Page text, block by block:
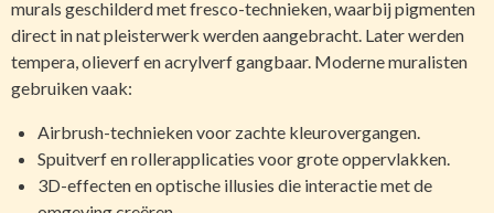
murals geschilderd met fresco-technieken, waarbij pigmenten
direct in nat pleisterwerk werden aangebracht. Later werden
tempera, olieverf en acrylverf gangbaar. Moderne muralisten
gebruiken vaak:
Airbrush-technieken voor zachte kleurovergangen.
Spuitverf en rollerapplicaties voor grote oppervlakken.
3D-effecten en optische illusies die interactie met de